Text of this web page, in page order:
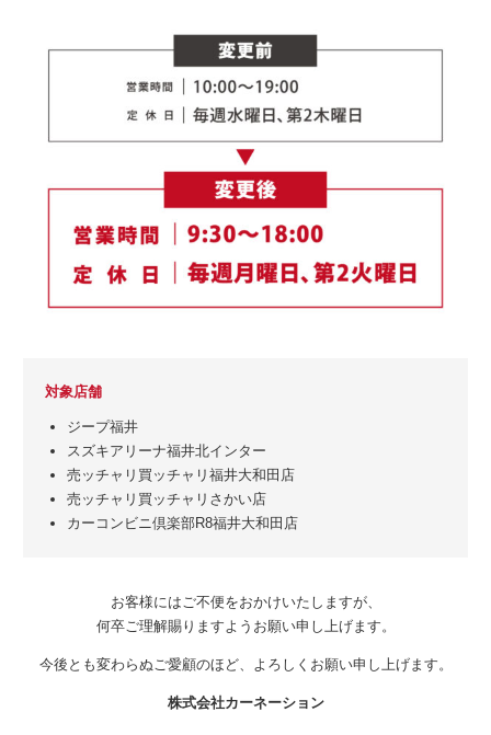
対象店舗
ジープ福井
スズキアリーナ福井北インター
売ッチャリ買ッチャリ福井大和田店
売ッチャリ買ッチャリさかい店
カーコンビニ倶楽部R8福井大和田店
お客様にはご不便をおかけいたしますが、
何卒ご理解賜りますようお願い申し上げます。
今後とも変わらぬご愛顧のほど、よろしくお願い申し上げます。
株式会社カーネーション